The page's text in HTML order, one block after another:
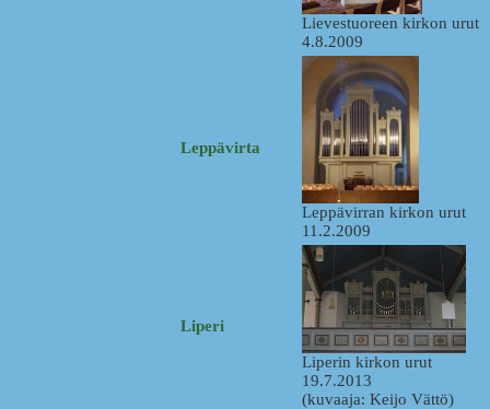
Lievestuoreen kirkon urut
4.8.2009
Leppävirta
Leppävirran kirkon urut
11.2.2009
Liperi
Liperin kirkon urut
19.7.2013
(kuvaaja: Keijo Vättö)